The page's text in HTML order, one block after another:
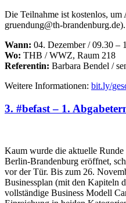
Die Teilnahme ist kostenlos,
gruendung@th-brandenburg.de).
Wann: 04. Dezember / 09.30 –
Wo: THB / WWZ, Raum 218
Referentin: Barbara Bendel /
Weitere Informationen: bit.ly/
3. #befast – 1.
Kaum wurde die aktuelle
Berlin-Brandenburg eröffnet,
vor der Tür. Bis zum 26.
Businessplan (mit den Kapiteln
vollständige Business Modell